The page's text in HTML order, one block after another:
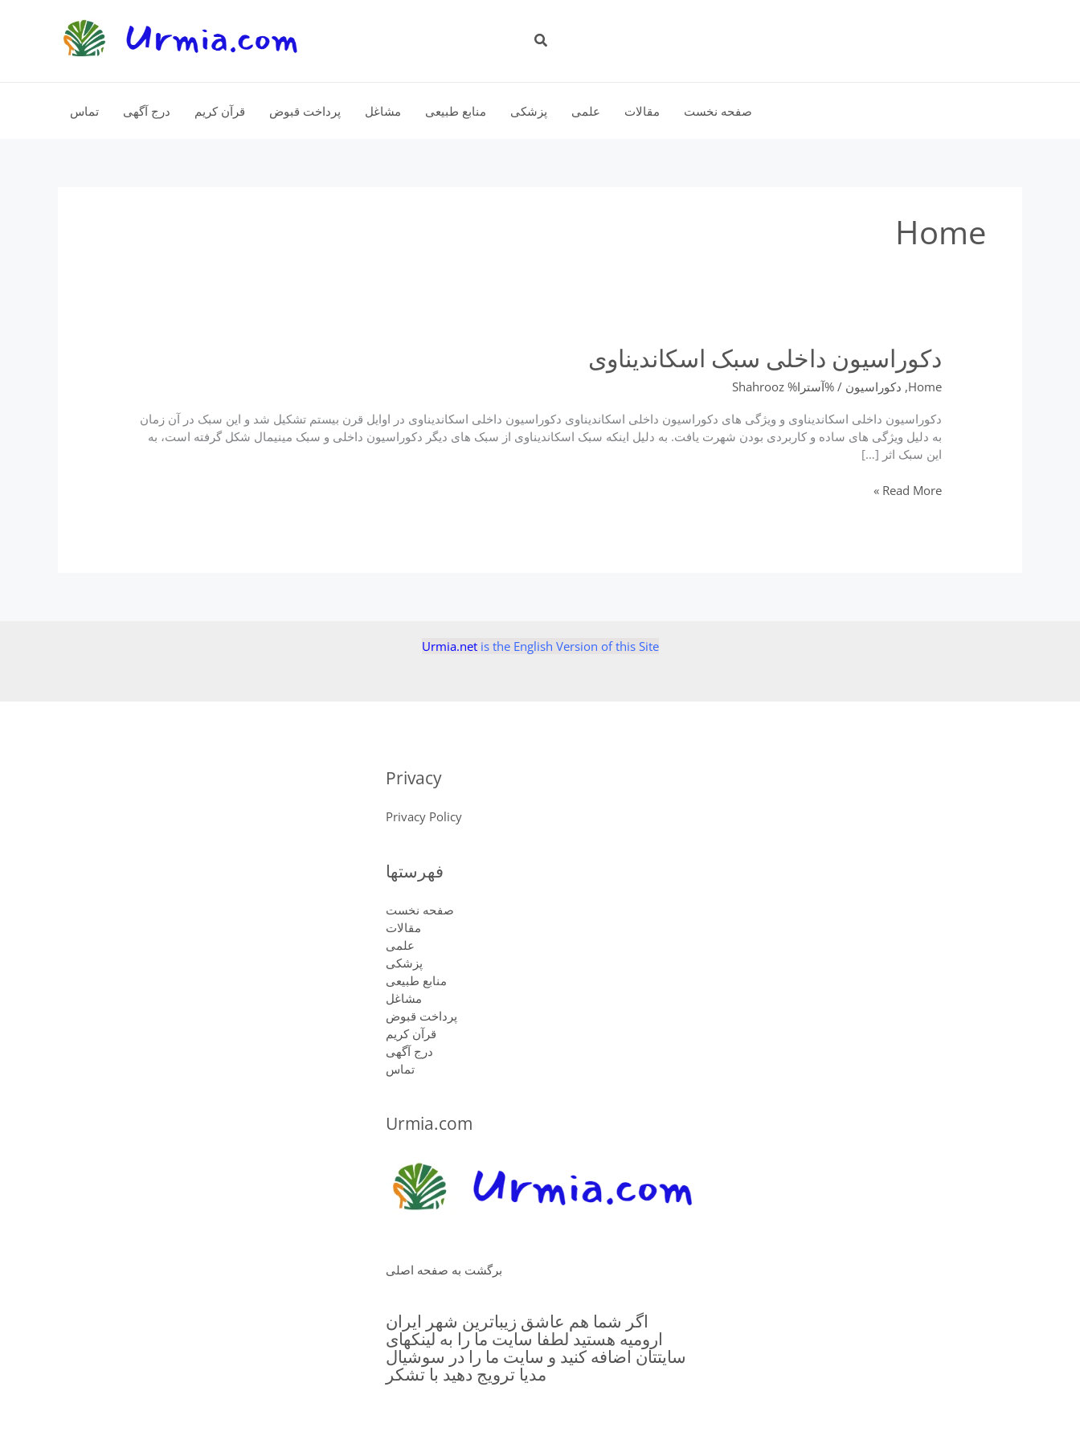
جستجو
صفحه نخست مقالات علمی پزشكى منابع طبیعی مشاغل پرداخت قبوض قرآن کریم درج آگهی تماس
Home
دکوراسیون داخلی سبک اسکاندیناوی
Home
, دکوراسیون / %آسترا% Shahrooz
دکوراسیون داخلی اسکاندیناوی و ویژگی های دکوراسیون داخلی اسکاندیناوی دکوراسیون داخلی اسکاندیناوی در اوایل قرن بیستم تشکیل شد و این سبک در آن زمان
به دلیل ویژگی های ساده و کاربردی بودن شهرت یافت. به دلیل اینکه سبک اسکاندیناوی از سبک های دیگر دکوراسیون داخلی و سبک مینیمال شکل گرفته است، به
این سبک اثر […]
دکوراسیون
Read More »
Urmia.netis the English Version of this Site
Privacy
Privacy Policy
فهرستها
صفحه نخست
مقالات
علمی
پزشكى
منابع طبیعی
مشاغل
پرداخت قبوض
قرآن کریم
درج آگهی
تماس
Urmia.com
برگشت به صفحه اصلی
اگر شما هم عاشق زیباترین شهر ایران
ارومیه هستید لطفا سایت ما را به لینکهای
سایتتان اضافه کنید و سایت ما را در سوشیال
مدیا ترویج دهید با تشکر